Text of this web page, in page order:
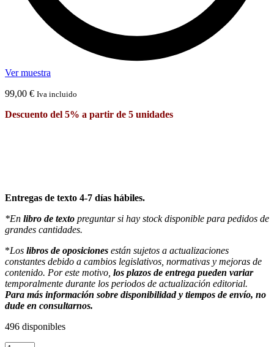
Ver muestra
99,00 € Iva incluido
Descuento del 5% a partir de 5 unidades
Entregas de texto 4-7 días hábiles.
*En libro de texto preguntar si hay stock disponible para pedidos de
grandes cantidades.
*Los libros de oposiciones están sujetos a actualizaciones
constantes debido a cambios legislativos, normativas y mejoras de
contenido. Por este motivo, los plazos de entrega pueden variar
temporalmente durante los periodos de actualización editorial.
Para más información sobre disponibilidad y tiempos de envío, no
dude en consultarnos.
496 disponibles